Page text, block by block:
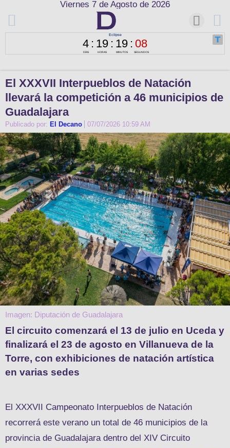
Viernes 7 de Agosto de 2026
El XXXVII Interpueblos de Natación
llevará la competición a 46 municipios de
Guadalajara
Publicado por: El Decano 07/07/2026 10:59 AM
Imagen: Diputación de Guadalajara
El circuito comenzará el 13 de julio en Uceda y
finalizará el 23 de agosto en Villanueva de la
Torre, con exhibiciones de natación artística
en varias sedes
El XXXVII Campeonato Interpueblos de Natación
recorrerá este verano un total de 46 municipios de la
provincia de Guadalajara dentro del XIV Circuito